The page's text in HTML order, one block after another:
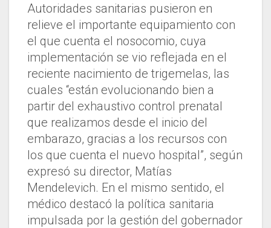
Autoridades sanitarias pusieron en
relieve el importante equipamiento con
el que cuenta el nosocomio, cuya
implementación se vio reflejada en el
reciente nacimiento de trigemelas, las
cuales “están evolucionando bien a
partir del exhaustivo control prenatal
que realizamos desde el inicio del
embarazo, gracias a los recursos con
los que cuenta el nuevo hospital”, según
expresó su director, Matías
Mendelevich. En el mismo sentido, el
médico destacó la política sanitaria
impulsada por la gestión del gobernador